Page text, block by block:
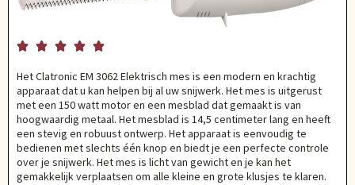
    
Het Clatronic EM 3062 Elektrisch mes is een modern en krachtig
apparaat dat u kan helpen bij al uw snijwerk. Het mes is uitgerust
met een 150 watt motor en een mesblad dat gemaakt is van
hoogwaardig metaal. Het mesblad is 14,5 centimeter lang en heeft
een stevig en robuust ontwerp. Het apparaat is eenvoudig te
bedienen met slechts één knop en biedt je een perfecte controle
over je snijwerk. Het mes is licht van gewicht en je kan het
gemakkelijk verplaatsen om alle kleine en grote klusjes te klaren.